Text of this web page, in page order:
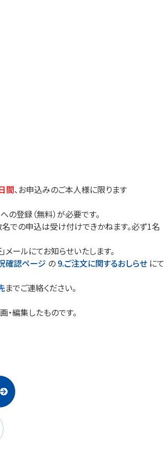
間、お申込みのご本人様に限ります
の登録（無料）が必要です。
での申込は受け付けできかねます。必ず1名
メールにてお知らせいたします。
確認ページ の 9.ご注文に関するおしらせ にて
までご連絡ください。
編集したものです。